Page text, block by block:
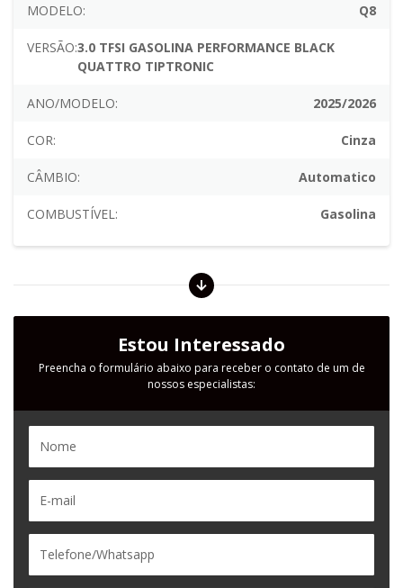
MODELO: Q8
VERSÃO:3.0 TFSI GASOLINA PERFORMANCE BLACK
QUATTRO TIPTRONIC
ANO/MODELO: 2025/2026
COR: Cinza
CÂMBIO: Automatico
COMBUSTÍVEL: Gasolina
Estou Interessado
Preencha o formulário abaixo para receber o contato de um de
nossos especialistas: